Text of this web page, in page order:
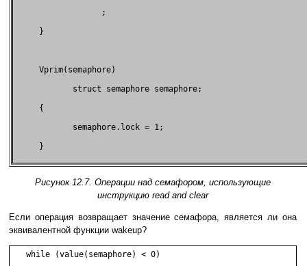
                  ;
     }
     Vprim(semaphore)
            struct semaphore semaphore;
     {
            semaphore.lock = 1;
     }
Рисунок 12.7. Операции над семафором, использующие
инструкцию read and clear
Если операция возвращает значение семафора, является ли она
эквивалентной функции wakeup?
   while (value(semaphore) < 0)